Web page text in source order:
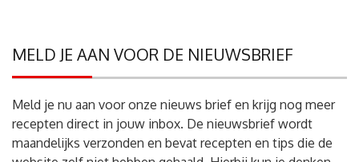
MELD JE AAN VOOR DE NIEUWSBRIEF
Meld je nu aan voor onze nieuws brief en krijg nog meer
recepten direct in jouw inbox. De nieuwsbrief wordt
maandelijks verzonden en bevat recepten en tips die de